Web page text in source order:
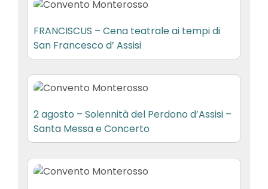
FRANCISCUS – Cena teatrale ai tempi di
San Francesco d’ Assisi
2 agosto – Solennità del Perdono d’Assisi –
Santa Messa e Concerto